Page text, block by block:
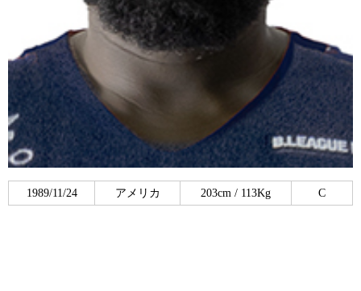
1989/11/24 アメリカ 203cm / 113Kg C